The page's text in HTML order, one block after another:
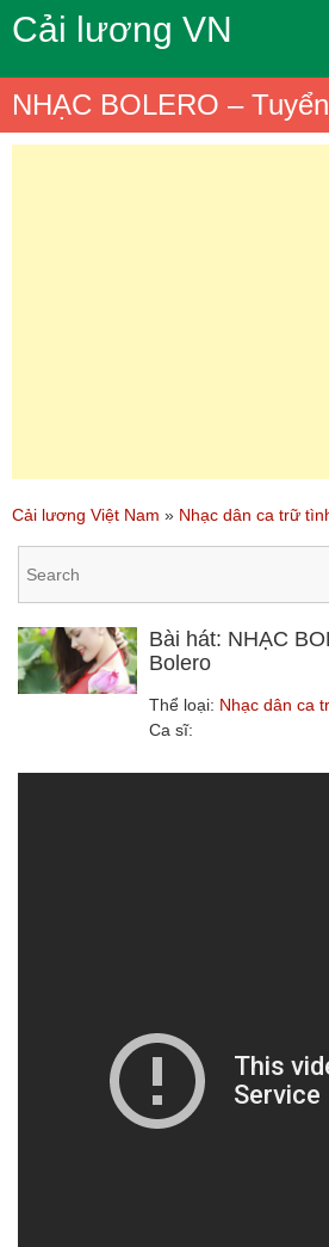
Cải lương VN
NHẠC BOLERO –
Cải lương Việt Nam » Nhạc dân ca trữ
Bài hát: NHẠC
Bolero
Thể loại: Nhạc dân ca
Ca sĩ: